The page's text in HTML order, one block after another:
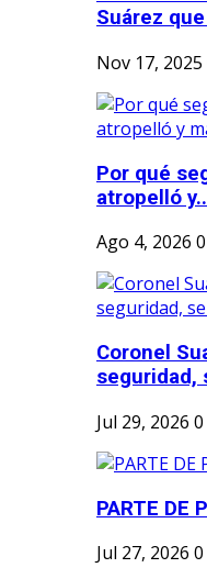
Suárez
Nov 17, 2025
Por qué
atropelló
Ago 4, 2026 0
Coronel
seguridad,
Jul 29, 2026 0
PARTE DE
Jul 27, 2026 0